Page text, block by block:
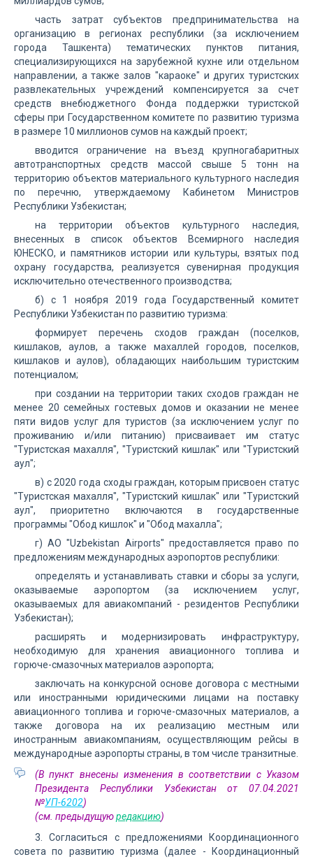
часть затрат субъектов предпринимательства на
организацию в регионах республики (за исключением
города Ташкента) тематических пунктов питания,
специализирующихся на зарубежной кухне или отдельном
направлении, а также залов "караоке" и других туристских
развлекательных учреждений компенсируется за счет
средств внебюджетного Фонда поддержки туристской
сферы при Государственном комитете по развитию туризма
в размере 10 миллионов сумов на каждый проект;
вводится ограничение на въезд крупногабаритных
автотранспортных средств массой свыше 5 тонн на
территорию объектов материального культурного наследия
по перечню, утверждаемому Кабинетом Министров
Республики Узбекистан;
на территории объектов культурного наследия,
внесенных в список объектов Всемирного наследия
ЮНЕСКО, и памятников истории или культуры, взятых под
охрану государства, реализуется сувенирная продукция
исключительно отечественного производства;
б) с 1 ноября 2019 года Государственный комитет
Республики Узбекистан по развитию туризма:
формирует перечень сходов граждан (поселков,
кишлаков, аулов, а также махаллей городов, поселков,
кишлаков и аулов), обладающих наибольшим туристским
потенциалом;
при создании на территории таких сходов граждан не
менее 20 семейных гостевых домов и оказании не менее
пяти видов услуг для туристов (за исключением услуг по
проживанию и/или питанию) присваивает им статус
"Туристская махалля", "Туристский кишлак" или "Туристский
аул";
в) с 2020 года сходы граждан, которым присвоен статус
"Туристская махалля", "Туристский кишлак" или "Туристский
аул", приоритетно включаются в государственные
программы "Обод кишлок" и "Обод махалла";
г) АО "Uzbekistan Airports" предоставляется право по
предложениям международных аэропортов республики:
определять и устанавливать ставки и сборы за услуги,
оказываемые аэропортом (за исключением услуг,
оказываемых для авиакомпаний - резидентов Республики
Узбекистан);
расширять и модернизировать инфраструктуру,
необходимую для хранения авиационного топлива и
горюче-смазочных материалов аэропорта;
заключать на конкурсной основе договора с местными
или иностранными юридическими лицами на поставку
авиационного топлива и горюче-смазочных материалов, а
также договора на их реализацию местным или
иностранным авиакомпаниям, осуществляющим рейсы в
международные аэропорты страны, в том числе транзитные.
(В пункт внесены изменения в соответствии с Указом
Президента Республики Узбекистан от 07.04.2021
№УП-6202)
(см. предыдущуюредакцию)
3. Согласиться с предложениями Координационного
совета по развитию туризма (далее - Координационный